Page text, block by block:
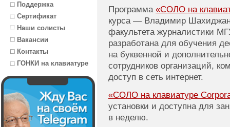
Поддержка
Сертификат
Наши солисты
Вакансии
Контакты
ГОНКИ на клавиатуре
Программа «СОЛО на
курса — Владимир
факультета журналистики
разработана для обучения
на буквенной и
сотрудников организаций,
доступ в сеть интернет.
«СОЛО на клавиатуре
установки и доступна для
в неделю.